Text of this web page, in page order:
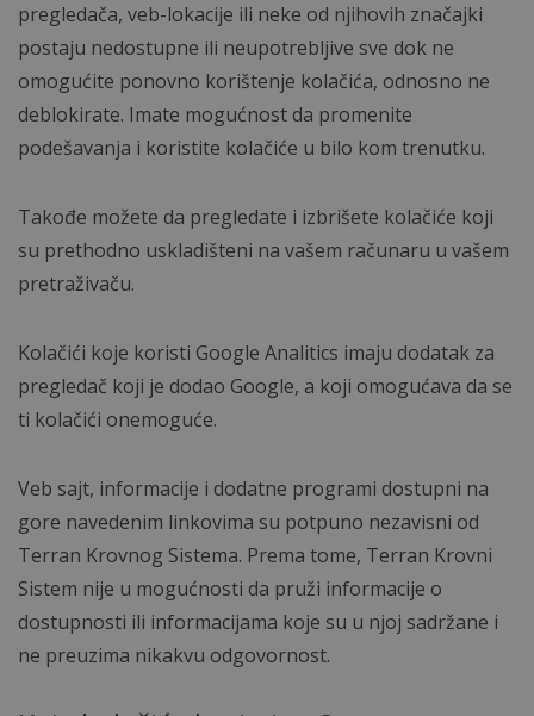
pregledača, veb-lokacije ili neke od njihovih značajki
postaju nedostupne ili neupotrebljive sve dok ne
omogućite ponovno korištenje kolačića, odnosno ne
deblokirate. Imate mogućnost da promenite
podešavanja i koristite kolačiće u bilo kom trenutku.
Takođe možete da pregledate i izbrišete kolačiće koji
su prethodno uskladišteni na vašem računaru u vašem
pretraživaču.
Kolačići koje koristi Google Analitics imaju dodatak za
pregledač koji je dodao Google, a koji omogućava da se
ti kolačići onemoguće.
Veb sajt, informacije i dodatne programi dostupni na
gore navedenim linkovima su potpuno nezavisni od
Terran Krovnog Sistema. Prema tome, Terran Krovni
Sistem nije u mogućnosti da pruži informacije o
dostupnosti ili informacijama koje su u njoj sadržane i
ne preuzima nikakvu odgovornost.